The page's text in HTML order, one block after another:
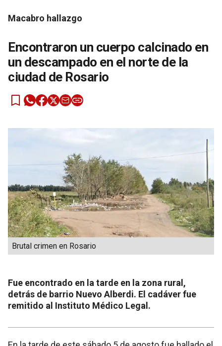
Macabro hallazgo
Encontraron un cuerpo calcinado en
un descampado en el norte de la
ciudad de Rosario
Brutal crimen en Rosario
Fue encontrado en la tarde en la zona rural,
detrás de barrio Nuevo Alberdi. El cadáver fue
remitido al Instituto Médico Legal.